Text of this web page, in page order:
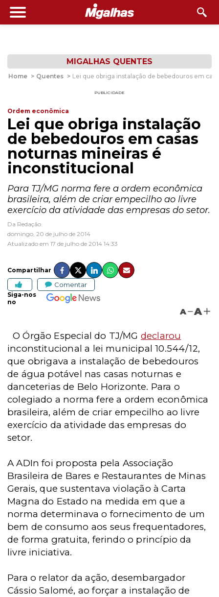
MIGALHAS QUENTES
Home > Quentes > Lei que obriga instalação de bebedouros em
PUBLICIDADE
Ordem econômica
Lei que obriga instalação
de bebedouros em casas
noturnas mineiras é
inconstitucional
Para TJ/MG norma fere a ordem econômica
brasileira, além de criar empecilho ao livre
exercício da atividade das empresas do setor.
Da Redação
domingo, 20 de julho de 2014
Atualizado em 17 de julho de 2014 14:33
Compartilhar
Comentar
Siga-nos
no
A A
O Órgão Especial do TJ/MG declarou
inconstitucional a lei municipal 10.544/12,
que obrigava a instalação de bebedouros
de água potável nas casas noturnas e
danceterias de Belo Horizonte. Para o
colegiado a norma fere a ordem econômica
brasileira, além de criar empecilho ao livre
exercício da atividade das empresas do
setor.
A ADIn foi proposta pela Associação
Brasileira de Bares e Restaurantes de Minas
Gerais, que sustentava violação à Carta
Magna do Estado na medida em que a
norma determinava o fornecimento de um
bem de consumo aos seus frequentadores,
de forma gratuita, ferindo o princípio da
livre iniciativa.
Para o relator da ação, desembargador
Cássio Salomé, ao forçar a instalação de